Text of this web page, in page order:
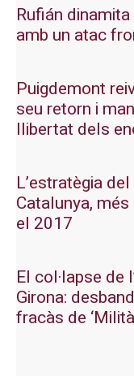
Rufián
amb un atac
Puigdemont
seu retorn i
llibertat dels
L’estratègia
Catalunya,
el 2017
El col·lapse de
Girona:
fracàs de